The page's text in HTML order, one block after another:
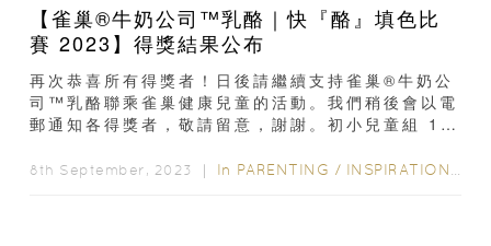
【雀巢®牛奶公司™乳酪｜快『酪』填色比
賽 2023】得獎結果公布
再次恭喜所有得獎者！日後請繼續支持雀巢®牛奶公
司™乳酪聯乘雀巢健康兒童的活動。我們稍後會以電
郵通知各得獎者，敬請留意，謝謝。初小兒童組 1廖
林芊仴2Leung Yat Long3梁巧兒Leung Hau
8th September, 2023 ｜ In PARENTING / INSPIRATION & LIFESTYLE